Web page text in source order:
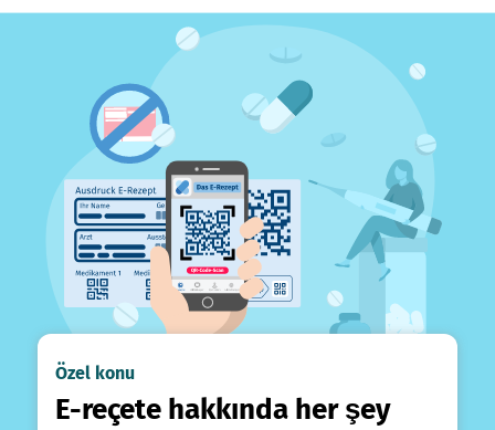
Özel konu
E-reçete hakkında her şey